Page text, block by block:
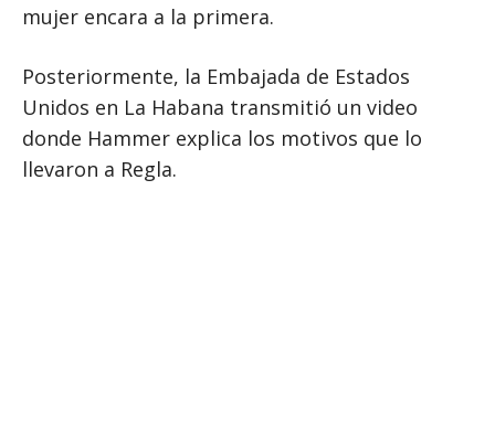
mujer encara a la primera.
Posteriormente, la Embajada de Estados
Unidos en La Habana transmitió un video
donde Hammer explica los motivos que lo
llevaron a Regla.